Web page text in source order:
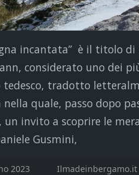
incantata” è il titolo
considerato uno dei
tradotto
quale, passo dopo
un invito a scoprire le
Gusmini,
2023
Ilmadeinbergamo.it